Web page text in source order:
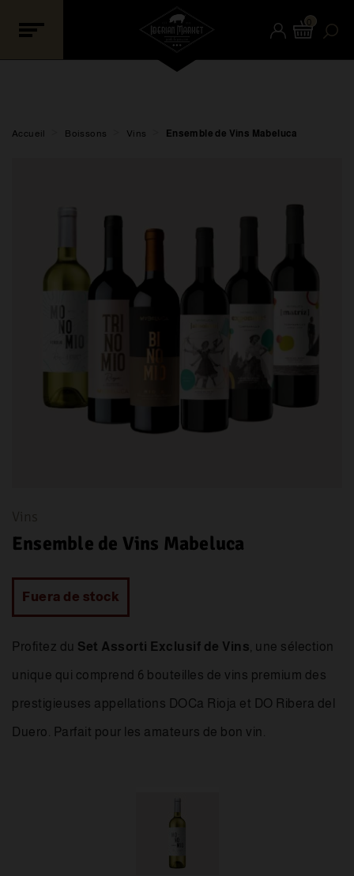
0
Accueil Boissons Vins Ensemble de Vins Mabeluca
Ensemble de Vins Mabeluca
Fuera de stock
Profitez du Set Assorti Exclusif de Vins , une sélection
unique qui comprend 6 bouteilles de vins premium des
prestigieuses appellations DOCa Rioja et DO Ribera del
Duero. Parfait pour les amateurs de bon vin.